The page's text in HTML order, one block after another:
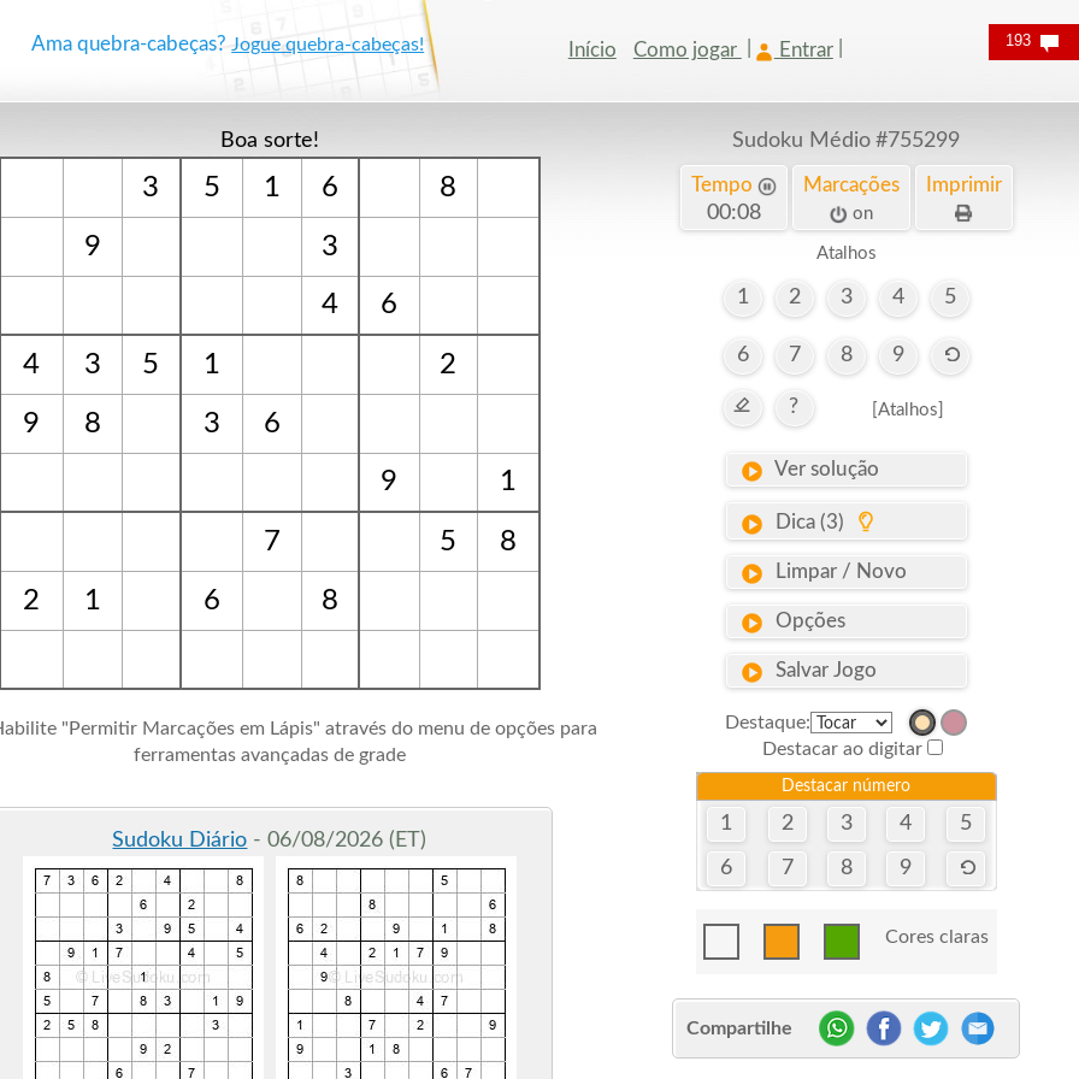
Ama quebra-cabeças? Jogue quebra-cabeças! Início Como jogar Entrar
Boa sorte!
3 5 1 6 8
9
3
4
6
4 3 5 1 2
9 8 3
6
9
1
7 5 8
2 1 6 8
"Permitir Marcações em Lápis" através do menu de opções para
ferramentas avançadas de grade
Sudoku Diário - 06/08/2026 (ET)
Sudoku Médio #755299
Tempo
00:09
Marcações
on
Imprimir
Atalhos
1 2 3 4 5
6 7 8 9
? [Atalhos]
Ver solução
Dica (3)
Limpar / Novo
Opções
Salvar Jogo
Destaque:
Destacar ao digitar
Destacar número
1 2 3 4 5
6 7 8 9
Cores claras
Compartilhe
193